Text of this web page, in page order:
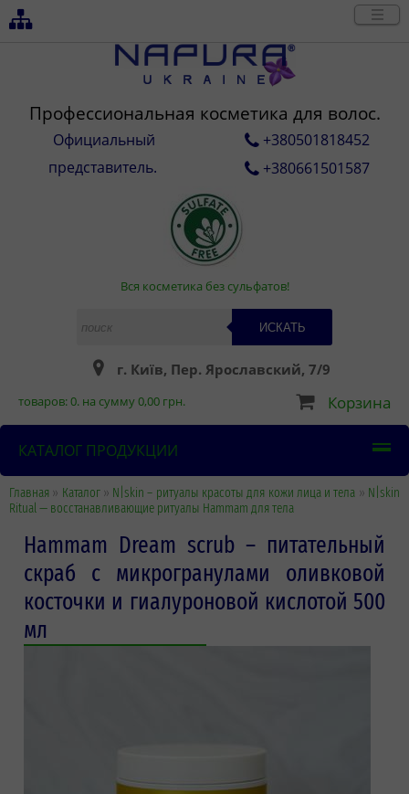
Профессиональная косметика для волос.
Официальный
представитель.
+380501818452
+380661501587
Вся косметика без сульфатов!
ИСКАТЬ
г. Київ, Пер. Ярославский, 7/9
товаров:0. на сумму0,00 грн. Корзина
КАТАЛОГ ПРОДУКЦИИ
Главная » Каталог» N|skin – ритуалы красоты для кожи лица и тела » N|skin
Ritual — восстанавливающие ритуалы Hammam для тела
Hammam Dream scrub – питательный
скраб с микрогранулами оливковой
косточки и гиалуроновой кислотой 500
мл